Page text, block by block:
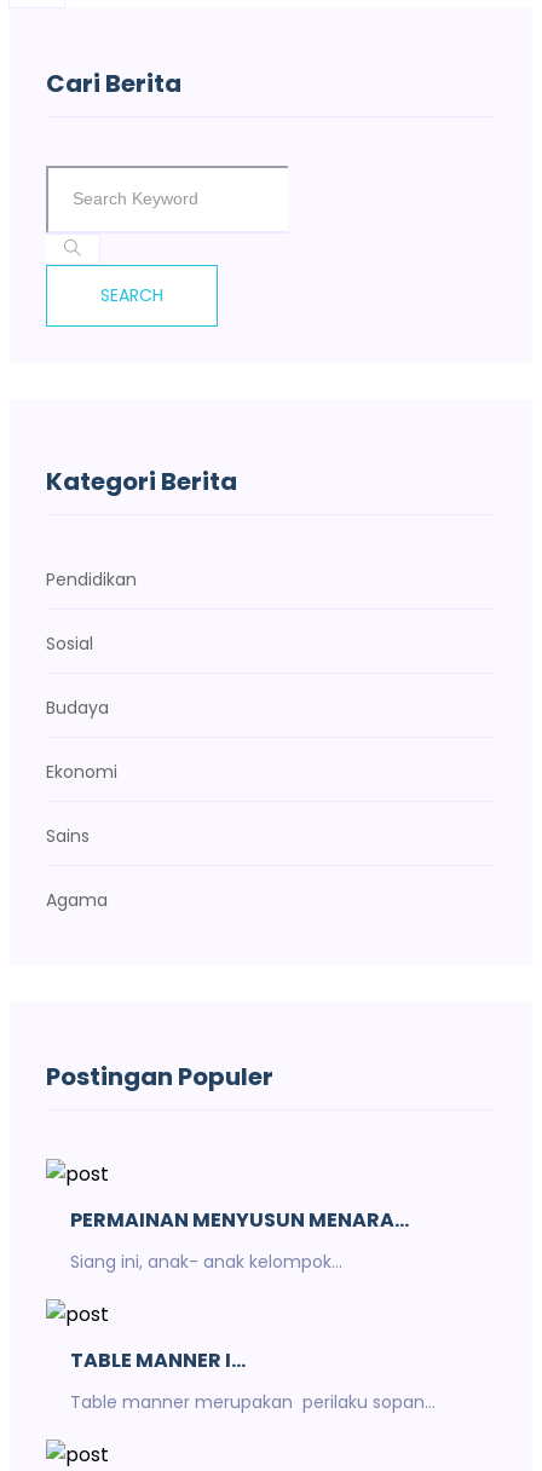
Cari Berita
SEARCH
Kategori Berita
Pendidikan
Sosial
Budaya
Ekonomi
Sains
Agama
Postingan Populer
PERMAINAN MENYUSUN MENARA...
Siang ini, anak- anak kelompok...
TABLE MANNER I...
Table manner merupakan perilaku sopan...